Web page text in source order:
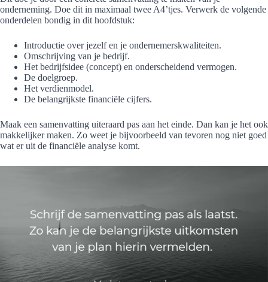
onderneming. Doe dit in maximaal twee A4’tjes. Verwerk de volgende
onderdelen bondig in dit hoofdstuk:
Introductie over jezelf en je ondernemerskwaliteiten.
Omschrijving van je bedrijf.
Het bedrijfsidee (concept) en onderscheidend vermogen.
De doelgroep.
Het verdienmodel.
De belangrijkste financiële cijfers.
Maak een samenvatting uiteraard pas aan het einde. Dan kan je het ook
makkelijker maken. Zo weet je bijvoorbeeld van tevoren nog niet goed
wat er uit de financiële analyse komt.